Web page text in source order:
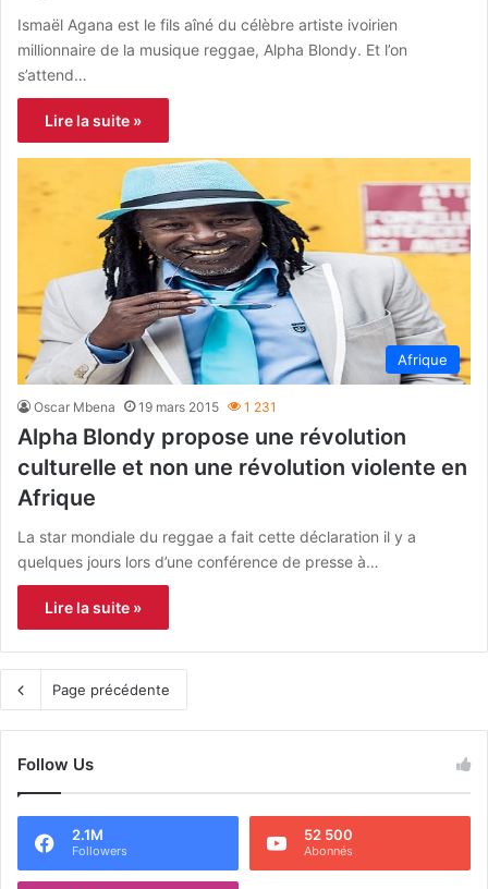
Ismaël Agana est le fils aîné du célèbre artiste ivoirien
millionnaire de la musique reggae, Alpha Blondy. Et l’on
s’attend…
Lire la suite »
Afrique
Oscar Mbena 19 mars 2015 1 231
Alpha Blondy propose une révolution
culturelle et non une révolution violente en
Afrique
La star mondiale du reggae a fait cette déclaration il y a
quelques jours lors d’une conférence de presse à…
Lire la suite »
Page précédente
Follow Us
2.1M
Followers
52 500
Abonnés